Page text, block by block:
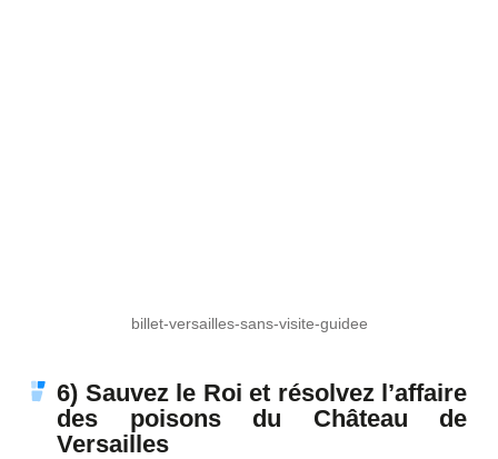
billet-versailles-sans-visite-guidee
6) Sauvez le Roi et résolvez l’affaire
des poisons du Château de
Versailles